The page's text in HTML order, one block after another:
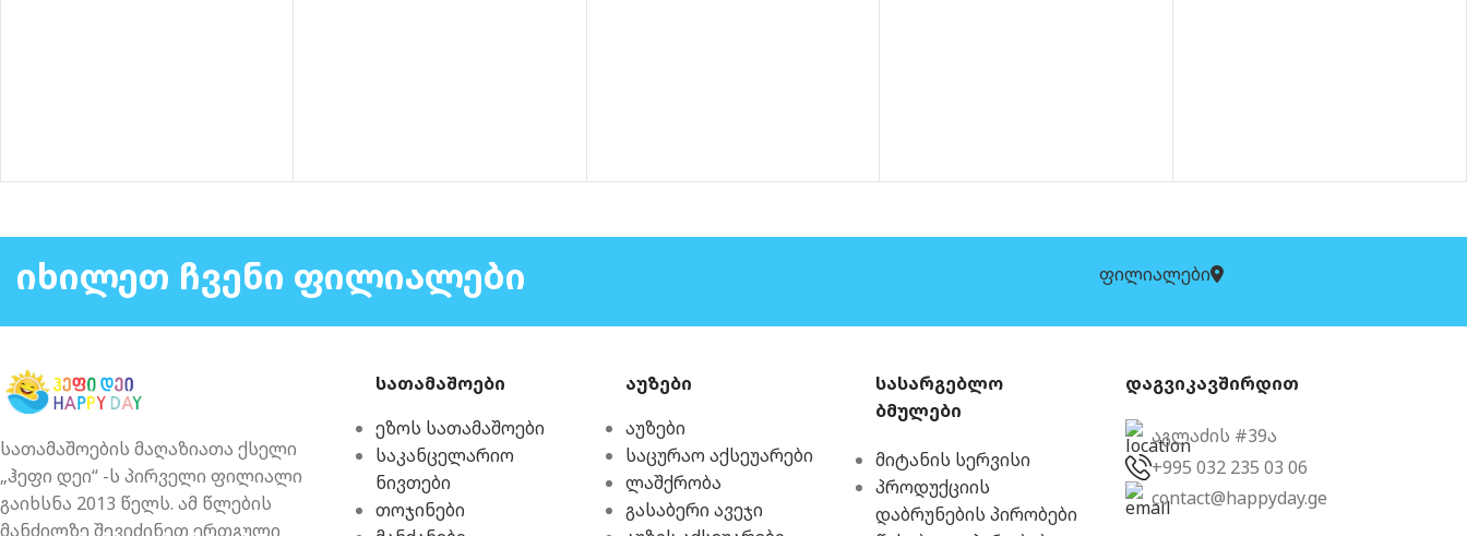
ᲘᲮᲘᲚᲔᲗ ᲩᲕᲔᲜᲘ ᲤᲘᲚᲘᲐᲚᲔᲑᲘ ფილიალები
სათამაშოების მაღაზიათა ქსელი
„ჰეფი დეი“ -ს პირველი ფილიალი
გაიხსნა 2013 წელს. ამ წლების
მანძილზე შევიძინეთ ერთგული
სათამაშოები
ეზოს სათამაშოები
საკანცელარიო
ნივთები
თოჯინები
აუზები
აუზები
საცურაო აქსეუარები
ლაშქრობა
გასაბერი ავეჯი
სასარგებლო
ბმულები
მიტანის სერვისი
პროდუქციის
დაბრუნების პირობები
დაგვიკავშირდით
აგლაძის #39ა
+995 032 235 03 06
contact@happyday.ge